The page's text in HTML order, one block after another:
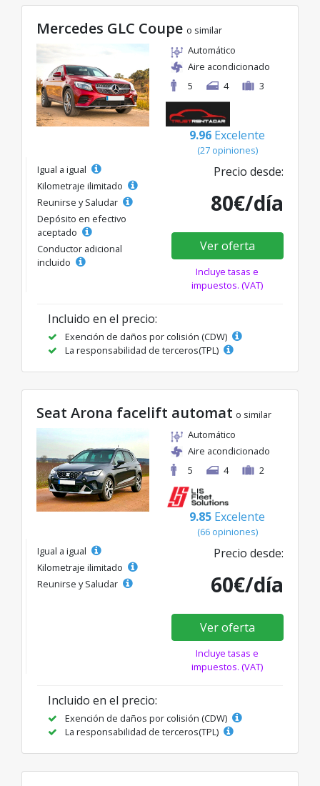
Mercedes GLC Coupe o similar
Automático
Aire acondicionado
5
4 3
9.96 Excelente
(27 opiniones)
Igual a igual
Kilometraje ilimitado
Reunirse y Saludar
Depósito en efectivo
aceptado
Conductor adicional
incluido
Precio desde:
80€/día
Ver oferta
Incluye tasas e
impuestos. (VAT)
Incluido en el precio:
Exención de daños por colisión (CDW)
La responsabilidad de terceros(TPL)
Seat Arona facelift automat o similar
Automático
Aire acondicionado
5
4 2
9.85 Excelente
(66 opiniones)
Igual a igual
Kilometraje ilimitado
Reunirse y Saludar
Precio desde:
60€/día
Ver oferta
Incluye tasas e
impuestos. (VAT)
Incluido en el precio:
Exención de daños por colisión (CDW)
La responsabilidad de terceros(TPL)